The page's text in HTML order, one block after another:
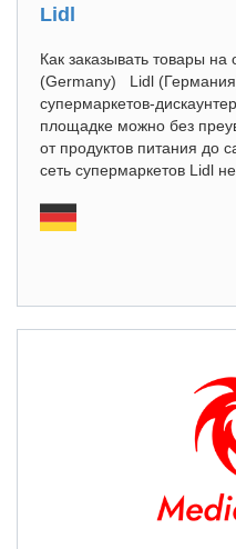
Lidl
Как заказывать товары
(Germany) Lidl
супермаркетов-
площадке можно без
от продуктов питания до
сеть супермаркетов Lidl